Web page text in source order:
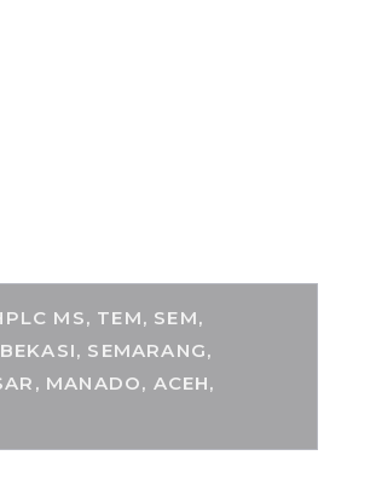
MS, TEM, SEM,
SEMARANG,
MANADO, ACEH,